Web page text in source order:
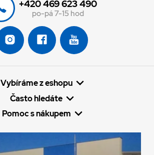
+420 469 623 490
po-pá 7-15 hod
Vybíráme z eshopu
Často hledáte
Pomoc s nákupem